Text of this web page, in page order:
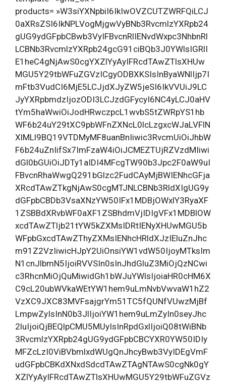
products= »W3siYXNpbiI6IkIwOVZCUTZWRFQiLCJ
0aXRsZSI6IkNPLVogMjgwVyBNb3RvcmlzYXRpb24
gUG9ydGFpbCBwb3VyIFBvcnRlIENvdWxpc3NhbnRl
LCBNb3RvcmlzYXRpb24gcG91ciBQb3J0YWlsIGRlI
E1heC4gNjAwS0cgYXZlYyAyIFRcdTAwZTlsXHUw
MGU5Y29tbWFuZGVzICgyODBXKSIsInByaWNlIjp7I
mFtb3VudCI6MjE5LCJjdXJyZW5jeSI6IkVVUiJ9LC
JyYXRpbmdzIjozODI3LCJzdGFycyI6NC4yLCJ0aHV
tYm5haWwiOiJodHRwczpcL1wvbS5tZWRpYS1hb
WF6b24uY29tXC9pbWFnZXNcL0lcLzgxcWJaLVFlN
XlMLl9BQ19VTDMyMF8uanBnIiwic3RvcmUiOiJhbW
F6b24uZnIifSx7ImFzaW4iOiJCMEZTUjRZVzdMIiwi
dGl0bGUiOiJDTy1aIDI4MFcgTW90b3Jpc2F0aW9uI
FBvcnRhaWwgQ291bGlzc2FudCAyMjBWIENhcGFja
XRcdTAwZTkgNjAwS0cgMTJNLCBNb3RldXIgUG9y
dGFpbCBDb3VsaXNzYW50IFx1MDBjOWxlY3RyaXF
1ZSBBdXRvbWF0aXF1ZSBhdmVjIDIgVFx1MDBlOW
xcdTAwZTljb21tYW5kZXMsIDRtIENyXHUwMGU5b
WFpbGxcdTAwZThyZXMsIENhcHRldXJzIEluZnJhc
m91Z2VzIiwicHJpY2UiOnsiYW1vdW50IjoyMTksIm
N1cnJlbmN5IjoiRVVSIn0sInJhdGluZ3MiOjQzNCwi
c3RhcnMiOjQuMiwidGh1bWJuYWlsIjoiaHR0cHM6X
C9cL20ubWVkaWEtYW1hem9uLmNvbVwvaW1hZ2
VzXC9JXC83MVFsajgrYm51TC5fQUNfVUwzMjBf
LmpwZyIsInN0b3JlIjoiYW1hem9uLmZyIn0seyJhc
2luIjoiQjBEQlpCMU5MUyIsInRpdGxlIjoiQ08tWiBNb
3RvcmlzYXRpb24gUG9ydGFpbCBCYXR0YW50IDIy
MFZcLzI0ViBVbmlxdWUgQnJhcyBwb3VyIDEgVmF
udGFpbCBKdXNxdSdcdTAwZTAgNTAwS0cgNk0gY
XZlYyAyIFRcdTAwZTlsXHUwMGU5Y29tbWFuZGVz